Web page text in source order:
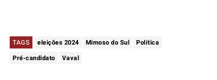
TAGS eleições 2024 Mimoso do Sul
Política
Pré-candidato
Vaval